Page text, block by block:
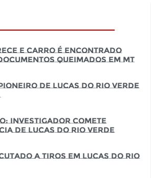
e carro é encontrado
queimados em MT
de Lucas do Rio Verde
Investigador comete
de Lucas do Rio Verde
a tiros em Lucas do Rio